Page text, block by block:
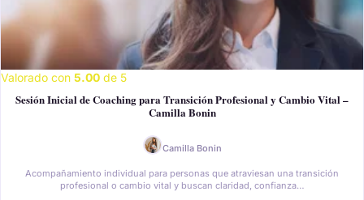
Sesión Inicial de Coaching para Transición Profesional y Cambio Vital –
Camilla Bonin
Valorado con 5.00 de 5
Camilla Bonin
Acompañamiento individual para personas que atraviesan una transición
profesional o cambio vital y buscan claridad, confianza…